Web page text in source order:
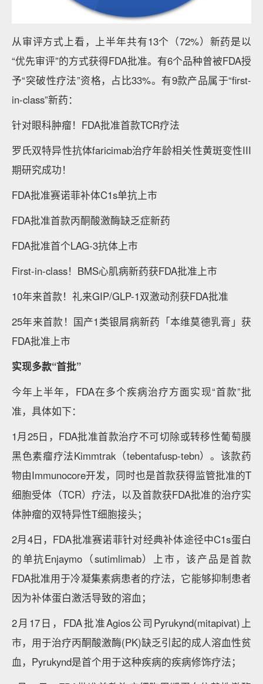
从审评方式上看，上半年共有13个（72%）新药是以
“优先审评”的方式获得FDA批准。有6个品种曾被FDA授
予“突破性疗法”资格，占比33%。有9款产品属于“first-
in-class”新药：
针对眼科肿瘤！FDA批准首款TCR疗法
罗氏双特异性抗体faricimab治疗年龄相关性黄斑变性III
期研究成功！
FDA批准赛诺菲补体C1s单抗上市
FDA批准首款丙酮酸激酶缺乏症新药
FDA批准首个LAG-3抗体上市
First-in-class！BMS心肌病新药获FDA批准上市
10年来首款！礼来GIP/GLP-1双激动剂获FDA批准
25年来首款！国产1类银屑病新药「本维莫德乳膏」获
FDA批准上市
实现多款“首批”
今年上半年，FDA在多个疾病治疗方面实现“首款”批
准，具体如下：
1月25日，FDA批准首款治疗不可切除或转移性葡萄膜
黑色素瘤疗法Kimmtrak（tebentafusp-tebn）。该款药
物由Immunocore开发，同时也是首款获得监管批准的T
细胞受体（TCR）疗法，以及首款获FDA批准的治疗实
体肿瘤的双特异性T细胞接头；
2月4日，FDA批准赛诺菲针对经典补体途径中C1s蛋白
的单抗Enjaymo（sutimlimab）上市，该产品是首款
FDA批准用于冷凝集素病患者的疗法，它能够抑制患者
因为补体蛋白激活导致的溶血；
2月17日，FDA批准Agios公司Pyrukynd(mitapivat)上
市，用于治疗丙酮酸激酶(PK)缺乏引起的成人溶血性贫
血，Pyrukynd是首个用于这种疾病的疾病修饰疗法；